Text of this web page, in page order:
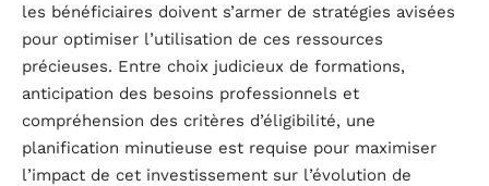
les bénéficiaires doivent s’armer de stratégies avisées
pour optimiser l’utilisation de ces ressources
précieuses. Entre choix judicieux de formations,
anticipation des besoins professionnels et
compréhension des critères d’éligibilité, une
planification minutieuse est requise pour maximiser
l’impact de cet investissement sur l’évolution de